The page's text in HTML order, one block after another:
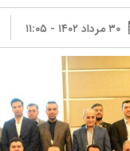
۳۰ مرداد ۱۴۰۲ - ۱۱:۰۵